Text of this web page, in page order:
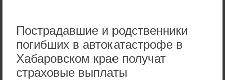
Пострадавшие и родственники
погибших в автокатастрофе в
Хабаровском крае получат
страховые выплаты